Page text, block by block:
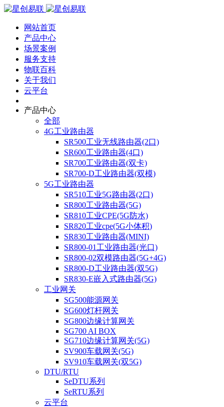
网站首页
产品中心
场景案例
服务支持
物联百科
关于我们
云平台
产品中心
全部
4G工业路由器
SR500工业无线路由器(2口)
SR600工业路由器(4口)
SR700工业路由器(双卡)
SR700-D工业路由器(双模)
5G工业路由器
SR510工业5G路由器(2口)
SR800工业路由器(5G)
SR810工业CPE(5G防水)
SR820工业cpe(5G小体积)
SR830工业路由器(MINI)
SR800-01工业路由器(光口)
SR800-02双模路由器(5G+4G)
SR800-D工业路由器(双5G)
SR830-E嵌入式路由器(5G)
工业网关
SG500能源网关
SG600灯杆网关
SG800边缘计算网关
SG700 AI BOX
SG710边缘计算网关(5G)
SV900车载网关(5G)
SV910车载网关(双5G)
DTU/RTU
SeDTU系列
SeRTU系列
云平台